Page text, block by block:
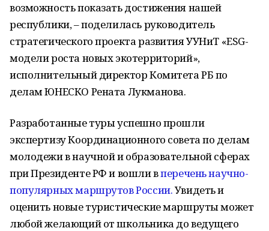
возможность показать достижения нашей
республики, – поделилась руководитель
стратегического проекта развития УУНиТ «ESG-
модели роста новых экотерриторий»,
исполнительный директор Комитета РБ по
делам ЮНЕСКО Рената Лукманова.
Разработанные туры успешно прошли
экспертизу Координационного совета по делам
молодежи в научной и образовательной сферах
при Президенте РФ и вошли вперечень научно-
популярных маршрутов России.Увидеть и
оценить новые туристические маршруты может
любой желающий от школьника до ведущего